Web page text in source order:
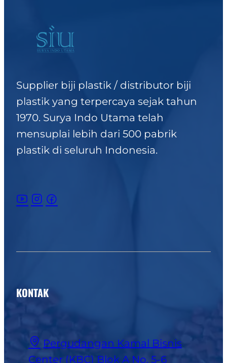
Supplier biji plastik / distributor biji
plastik yang terpercaya sejak tahun
1970. Surya Indo Utama telah
mensuplai lebih dari 500 pabrik
plastik di seluruh Indonesia.
KONTAK
Pergudangan Kamal Bisnis
Center (KBC) Blok A No. 5-6